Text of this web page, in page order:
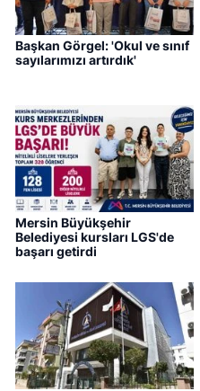
Başkan Görgel: 'Okul ve sınıf
sayılarımızı artırdık'
Mersin Büyükşehir
Belediyesi kursları LGS'de
başarı getirdi